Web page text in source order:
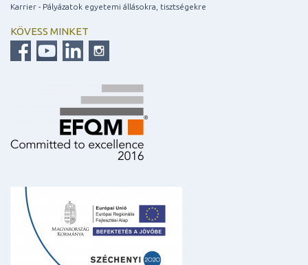
Karrier - Pályázatok egyetemi állásokra, tisztségekre
KÖVESS MINKET